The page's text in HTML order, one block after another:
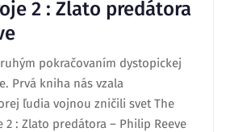
2 : Zlato predátora
pokračovaním dystopickej
Prvá kniha nás vzala
ľudia vojnou zničili svet The
: Zlato predátora – Philip Reeve